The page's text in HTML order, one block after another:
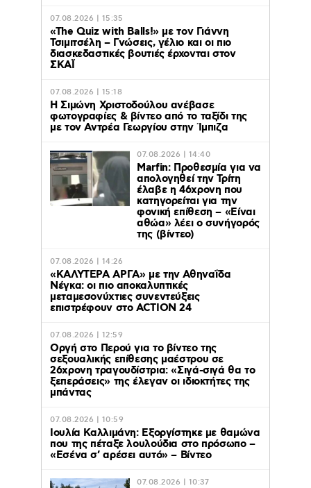
07.08.2026 | 15:35
«The Quiz with Balls!» με τον Γιάννη
Τσιμιτσέλη – Γνώσεις, γέλιο και οι πιο
διασκεδαστικές βουτιές έρχονται στον
ΣΚΑΪ
07.08.2026 | 15:18
Η Σιμώνη Χριστοδούλου ανέβασε
φωτογραφίες & βίντεο από το ταξίδι της
με τον Αντρέα Γεωργίου στην Ίμπιζα
07.08.2026 | 14:40
Marfin: Προθεσμία για να
απολογηθεί την Τρίτη
έλαβε η 46χρονη που
κατηγορείται για την
φονική επίθεση – «Είναι
αθώα» λέει ο συνήγορός
της (βίντεο)
07.08.2026 | 14:26
«ΚΑΛΥΤΕΡΑ ΑΡΓΑ» με την Αθηναΐδα
Νέγκα: οι πιο αποκαλυπτικές
μεταμεσονύχτιες συνεντεύξεις
επιστρέφουν στο ACTION 24
07.08.2026 | 12:59
Οργή στο Περού για το βίντεο της
σεξουαλικής επίθεσης μαέστρου σε
26χρονη τραγουδίστρια: «Σιγά-σιγά θα το
ξεπεράσεις» της έλεγαν οι ιδιοκτήτες της
μπάντας
07.08.2026 | 10:59
Ιουλία Καλλιμάνη: Εξοργίστηκε με θαμώνα
που της πέταξε λουλούδια στο πρόσωπο –
«Εσένα σ’ αρέσει αυτό» – Βίντεο
07.08.2026 | 10:37